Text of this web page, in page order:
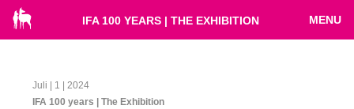
IFA 100 YEARS | THE EXHIBITION MENU
Juli | 1 | 2024
IFA 100 years | The Exhibition